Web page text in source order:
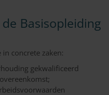
Basisopleiding
concrete zaken:
gekwalificeerd